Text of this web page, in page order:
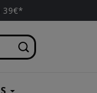
39€*